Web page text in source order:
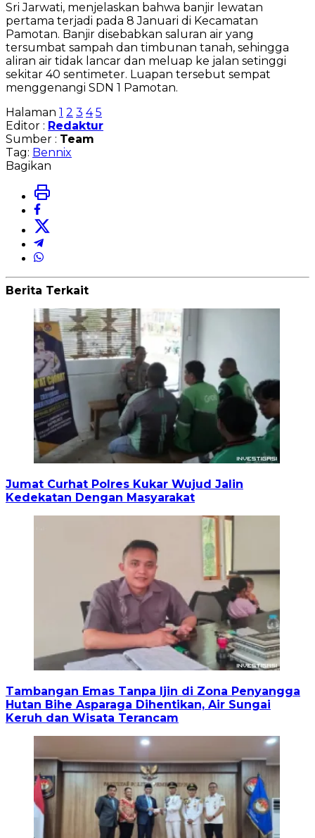
Sri Jarwati, menjelaskan bahwa banjir lewatan
pertama terjadi pada 8 Januari di Kecamatan
Pamotan. Banjir disebabkan saluran air yang
tersumbat sampah dan timbunan tanah, sehingga
aliran air tidak lancar dan meluap ke jalan setinggi
sekitar 40 sentimeter. Luapan tersebut sempat
menggenangi SDN 1 Pamotan.
Halaman 1 2 3 4 5
Editor : Redaktur
Sumber : Team
Tag: Bennix
Bagikan
Berita Terkait
Jumat Curhat Polres Kukar Wujud Jalin
Kedekatan Dengan Masyarakat
Tambangan Emas Tanpa Ijin di Zona Penyangga
Hutan Bihe Asparaga Dihentikan, Air Sungai
Keruh dan Wisata Terancam